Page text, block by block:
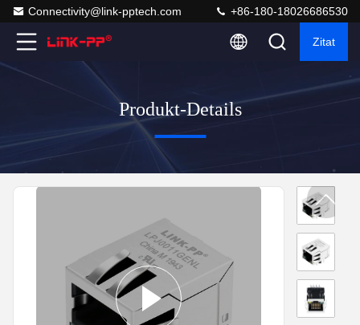
Connectivity@link-pptech.com +86-180-18026686530
Zitat
Produkt-Details